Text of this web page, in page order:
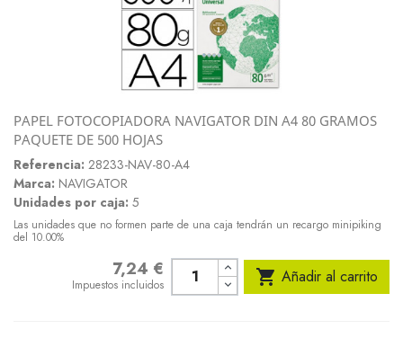
PAPEL FOTOCOPIADORA NAVIGATOR DIN A4 80 GRAMOS
PAQUETE DE 500 HOJAS
Referencia: 28233-NAV-80-A4
Marca: NAVIGATOR
Unidades por caja: 5
Las unidades que no formen parte de una caja tendrán un recargo minipiking
del 10.00%
7,24 €
Impuestos incluidos  Añadir al carrito